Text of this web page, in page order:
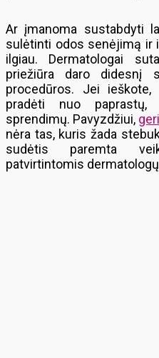
Ar įmanoma sustabdyti
sulėtinti odos senėjimą ir
ilgiau. Dermatologai
priežiūra daro didesnį
procedūros. Jei
pradėti nuo paprastų,
sprendimų. Pavyzdžiui,
nėra tas, kuris žada
sudėtis paremta
patvirtintomis